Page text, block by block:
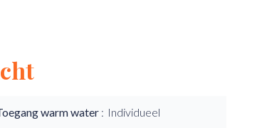
warm water Individueel